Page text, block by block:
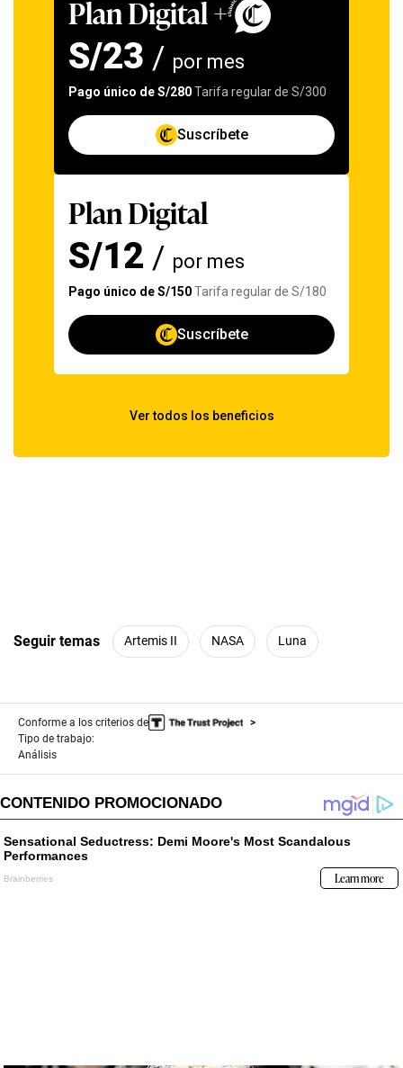
Seguir temas Artemis II NASA Luna
Conforme a los criterios de
Tipo de trabajo:
Análisis